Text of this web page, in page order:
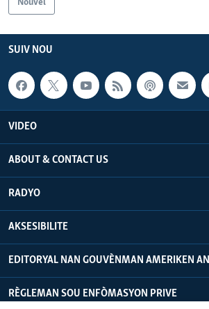
Nouvèl
SUIV NOU
VIDEO
ABOUT & CONTACT US
RADYO
AKSESIBILITE
EDITORYAL NAN GOUVÈNMAN AMERIKEN AN
RÈGLEMAN SOU ENFÒMASYON PRIVE